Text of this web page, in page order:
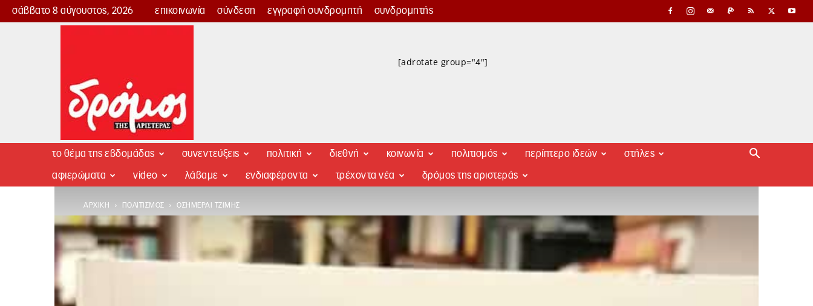
σάββατο 8 αύγουστος, 2026 επικοινωνία σύνδεση εγγραφή συνδρομητή συνδρομητής
Δρόμος
[adrotate group="4"]
το θέμα της εβδομάδας συνεντεύξεις πολιτική διεθνή κοινωνία πολιτισμός περίπτερο ιδεών στήλες
αφιερώματα video λάβαμε ενδιαφέροντα τρέχοντα νέα δρόμος της αριστεράς
ΑΡΧΙΚΉ ΠΟΛΙΤΙΣΜΌΣ ΟΣΗΜΈΡΑΙ ΤΖΊΜΗΣ